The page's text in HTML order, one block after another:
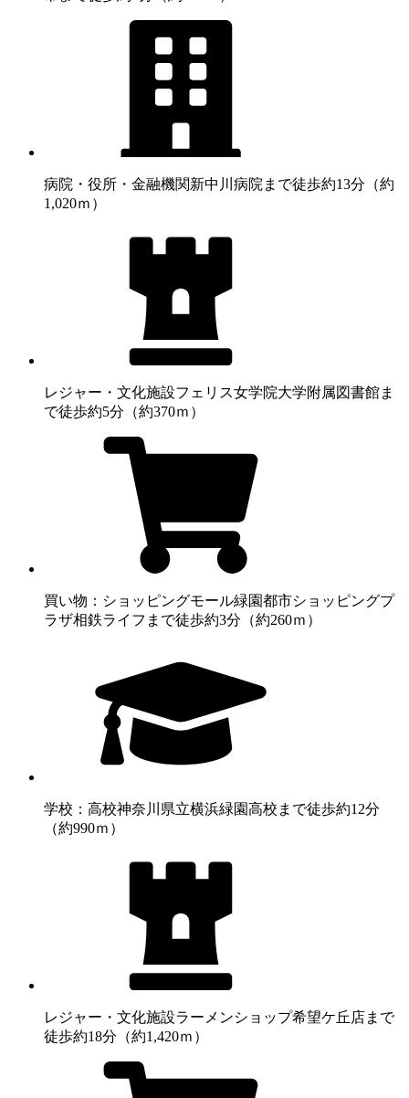
病院・役所・金融機関新中川病院まで徒歩約13分（約
1,020ｍ）
レジャー・文化施設フェリス女学院大学附属図書館ま
で徒歩約5分（約370ｍ）
買い物：ショッピングモール緑園都市ショッピングプ
ラザ相鉄ライフまで徒歩約3分（約260ｍ）
学校：高校神奈川県立横浜緑園高校まで徒歩約12分
（約990ｍ）
レジャー・文化施設ラーメンショップ希望ケ丘店まで
徒歩約18分（約1,420ｍ）